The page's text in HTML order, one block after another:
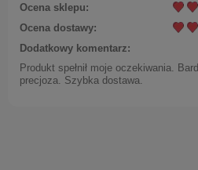
Ocena sklepu:
Ocena dostawy:
Dodatkowy komentarz:
Produkt spełnił moje oczekiwania.
precjoza. Szybka dostawa.